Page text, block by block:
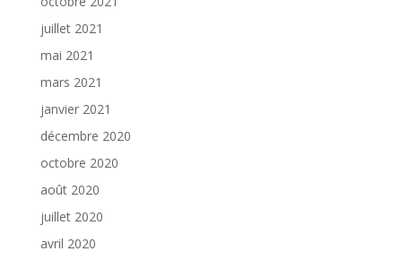
juillet 2021
mai 2021
mars 2021
janvier 2021
décembre 2020
octobre 2020
août 2020
juillet 2020
avril 2020